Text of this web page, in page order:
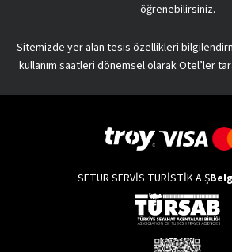
öğrenebilirsiniz.
Sitemizde yer alan tesis özellikleri
kullanım saatleri dönemsel olarak Otel’ler
SETUR SERVİS TURİSTİK A.Ş